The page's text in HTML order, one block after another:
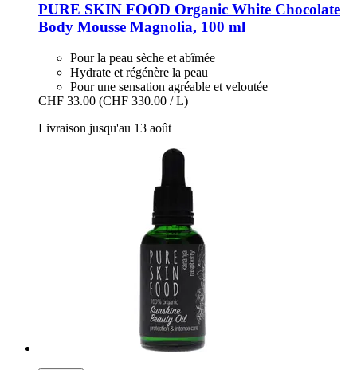
PURE SKIN FOOD Organic White Chocolate
Body Mousse Magnolia, 100 ml
Pour la peau sèche et abîmée
Hydrate et régénère la peau
Pour une sensation agréable et veloutée
CHF 33.00 (CHF 330.00 / L)
Livraison jusqu'au 13 août